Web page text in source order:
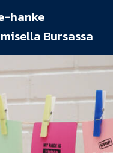
hanke
Bursassa